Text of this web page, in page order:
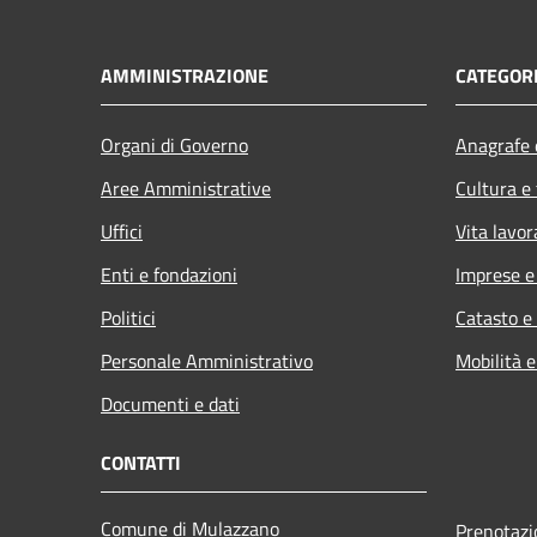
AMMINISTRAZIONE
Organi di Governo
Aree Amministrative
Uffici
Enti e fondazioni
Politici
Personale Amministrativo
Documenti e dati
Cultura
Vita
Imprese
Catasto
Mobilità
CONTATTI
Comune di Mulazzano